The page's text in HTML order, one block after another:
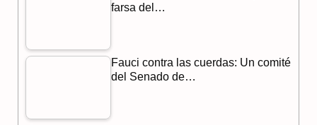
farsa del…
Fauci contra las cuerdas: Un comité
del Senado de…